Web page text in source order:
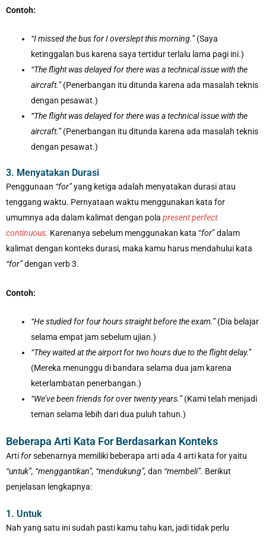
Contoh:
“I missed the bus for I overslept this morning.”(Saya
ketinggalan bus karena saya tertidur terlalu lama pagi ini.)
“The flight was delayed for there was a technical issue with the
aircraft.”(Penerbangan itu ditunda karena ada masalah teknis
dengan pesawat.)
“The flight was delayed for there was a technical issue with the
aircraft.”(Penerbangan itu ditunda karena ada masalah teknis
dengan pesawat.)
3. Menyatakan Durasi
Penggunaan “for”yang ketiga adalah menyatakan durasi atau
tenggang waktu. Pernyataan waktu menggunakan kata for
umumnya ada dalam kalimat dengan pola present perfect
continuous. Karenanya sebelum menggunakan kata “for” dalam
kalimat dengan konteks durasi, maka kamu harus mendahului kata
“for”dengan verb 3.
Contoh:
“He studied for four hours straight before the exam.”(Dia belajar
selama empat jam sebelum ujian.)
“They waited at the airport for two hours due to the flight delay.”
(Mereka menunggu di bandara selama dua jam karena
keterlambatan penerbangan.)
“We’ve been friends for over twenty years.”(Kami telah menjadi
teman selama lebih dari dua puluh tahun.)
Beberapa Arti Kata For Berdasarkan Konteks
Artiforsebenarnya memiliki beberapa arti ada 4 arti kata for yaitu
“untuk”, “menggantikan”, “mendukung”, dan “membeli”. Berikut
penjelasan lengkapnya:
1. Untuk
Nah yang satu ini sudah pasti kamu tahu kan, jadi tidak perlu